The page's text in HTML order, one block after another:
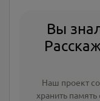
Вы
Наш проект
хранить